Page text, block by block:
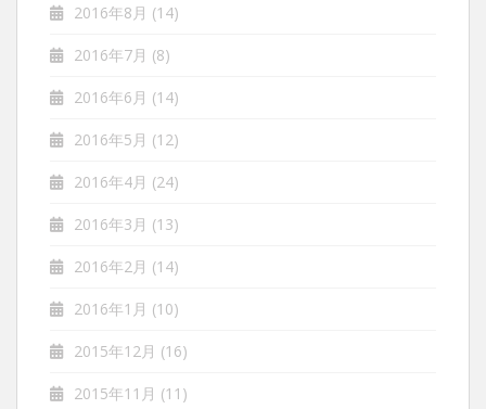
2016年8月 (14)
2016年7月 (8)
2016年6月 (14)
2016年5月 (12)
2016年4月 (24)
2016年3月 (13)
2016年2月 (14)
2016年1月 (10)
2015年12月 (16)
2015年11月 (11)